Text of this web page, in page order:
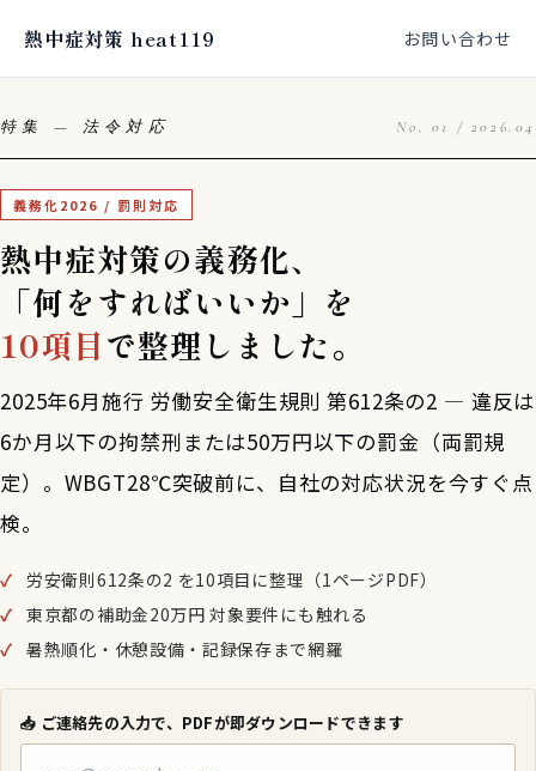
熱中症対策 heat119 お問い合わせ
特集 — 法令対応 No. 01 / 2026.04
義務化2026 / 罰則対応
熱中症対策の義務化、
「何をすればいいか」を
10項目で整理しました。
2025年6月施行 労働安全衛生規則 第612条の2 — 違反は
6か月以下の拘禁刑または50万円以下の罰金（両罰規
定）。WBGT28℃突破前に、自社の対応状況を今すぐ点
検。
労安衛則612条の2 を10項目に整理（1ページPDF）
東京都の補助金20万円 対象要件にも触れる
暑熱順化・休憩設備・記録保存まで網羅
📥 ご連絡先の入力で、PDFが即ダウンロードできます